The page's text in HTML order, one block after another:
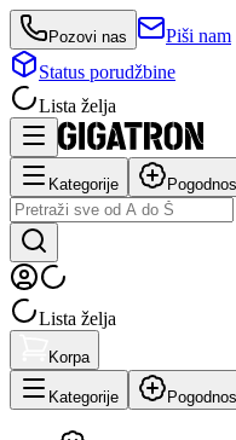
Pozovi nas
Piši nam
Status porudžbine
Lista želja
Kategorije
Lista želja
Korpa
Kategorije